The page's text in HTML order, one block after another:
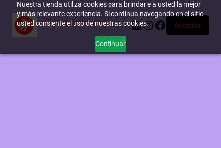
Nuestra tienda utiliza cookies para brindarle a usted la mejor
y más relevante experiencia. Si continua navegando en el sitio
usted consiente el uso de nuestras cookies.
Continuar
miTienda-e.online LinkedIn
Instagram
Facebook
Acceder